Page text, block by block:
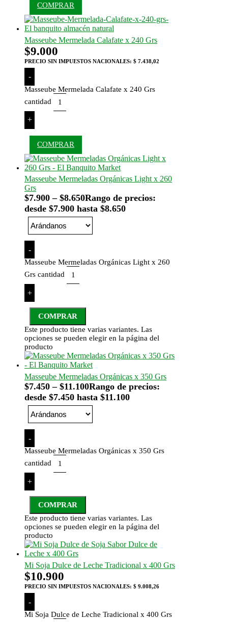
COMPRAR
Masseube Mermelada Calafate x 240 Grs
$9.000
PRECIO SIN IMPUESTOS NACIONALES: $ 7.438,02
-
Masseube Mermelada Calafate x 240 Grs
cantidad
+
COMPRAR
Masseube Mermeladas Orgánicas Light x 260
Grs
$7.900 – $8.650Rango de precios:
desde $7.900 hasta $8.650
-
Masseube Mermeladas Orgánicas Light x 260
Grs cantidad
+
COMPRAR
Este producto tiene varias variantes. Las
opciones se pueden elegir en la página del
producto
Masseube Mermeladas Orgánicas x 350 Grs
$7.450 – $11.100Rango de precios:
desde $7.450 hasta $11.100
-
Masseube Mermeladas Orgánicas x 350 Grs
cantidad
+
COMPRAR
Este producto tiene varias variantes. Las
opciones se pueden elegir en la página del
producto
Mi Soja Dulce de Leche Tradicional x 400 Grs
$10.900
PRECIO SIN IMPUESTOS NACIONALES: $ 9.008,26
-
Mi Soja Dulce de Leche Tradicional x 400 Grs